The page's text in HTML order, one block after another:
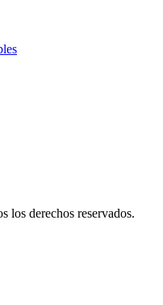
los derechos reservados.